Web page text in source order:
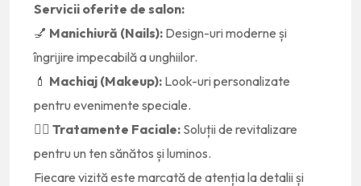
Servicii oferite de salon:
💅 Manichiură (Nails): Design-uri moderne și
îngrijire impecabilă a unghiilor.
💄 Machiaj (Makeup): Look-uri personalizate
pentru evenimente speciale.
💆‍♀️ Tratamente Faciale: Soluții de revitalizare
pentru un ten sănătos și luminos.
Fiecare vizită este marcată de atenția la detalii și